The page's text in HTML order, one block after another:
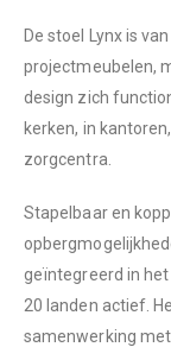
De stoel Lynx is
projectmeubelen,
design zich
kerken, in
zorgcentra.
Stapelbaar en
geïntegreerd in
20 landen actief.
samenwerking